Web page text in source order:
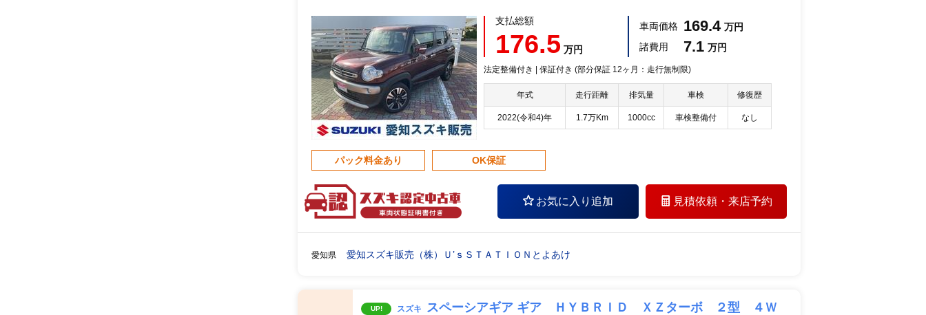
支払総額
176.5 万円
車両価格 169.4 万円
諸費用
7.1 万円
法定整備付き | 保証付き (部分保証 12ヶ月：走行無制限)
年式 走行距離 排気量 車検 修復歴
2022(令和4)年 1.7万Km 1000cc 車検整備付 なし
パック料金あり OK保証
お気に入り追加 見積依頼・ 来店予約
愛知県 愛知スズキ販売（株）Ｕ’ｓＳＴＡＴＩＯＮとよあけ
UP! スズキ
スペーシアギア ギア ＨＹＢＲＩＤ ＸＺターボ ２型 ４Ｗ